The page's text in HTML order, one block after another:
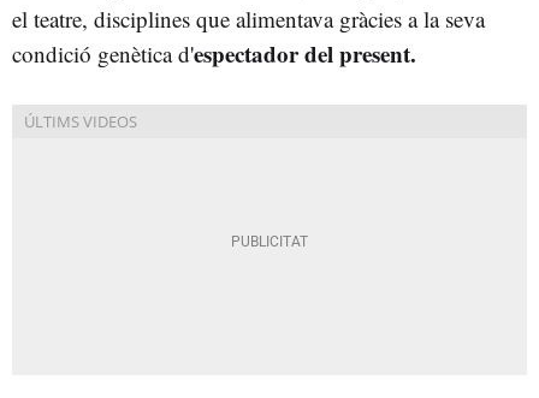
el teatre, disciplines que alimentava gràcies a la seva
condició genètica d'espectador del present.